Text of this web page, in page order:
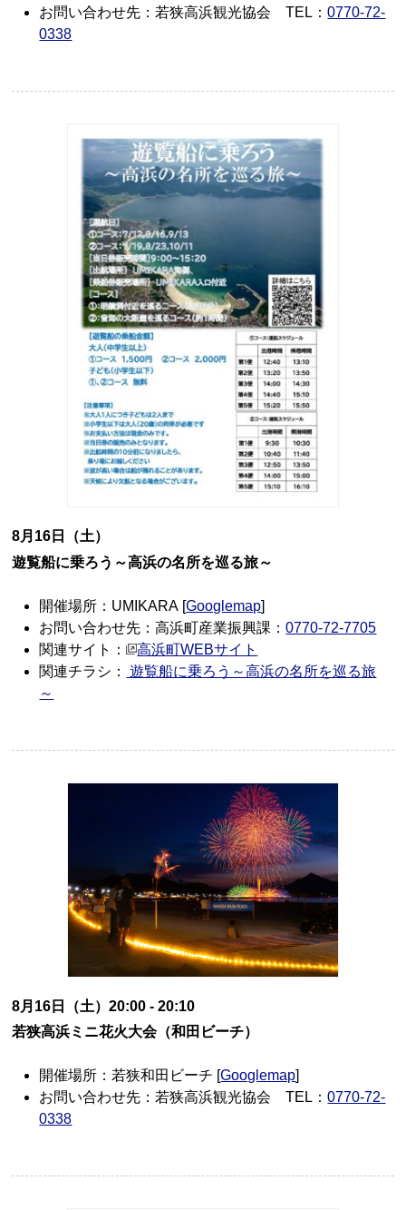
お問い合わせ先：若狭高浜観光協会 TEL：0770-72-
0338
8月16日（土）
遊覧船に乗ろう～高浜の名所を巡る旅～
開催場所：UMIKARA [Googlemap]
お問い合わせ先：高浜町産業振興課：0770-72-7705
関連サイト：
高浜町WEBサイト
関連チラシ：
遊覧船に乗ろう～高浜の名所を巡る旅
～
8月16日（土）20:00 - 20:10
若狭高浜ミニ花火大会（和田ビーチ）
開催場所：若狭和田ビーチ [Googlemap]
お問い合わせ先：若狭高浜観光協会 TEL：0770-72-
0338